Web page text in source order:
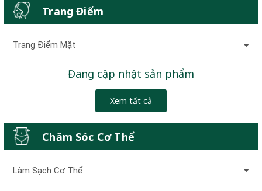
Trang Điểm
Trang Điểm Mặt
Đang cập nhật sản phẩm
Xem tất cả
Chăm Sóc Cơ Thể
Làm Sạch Cơ Thể